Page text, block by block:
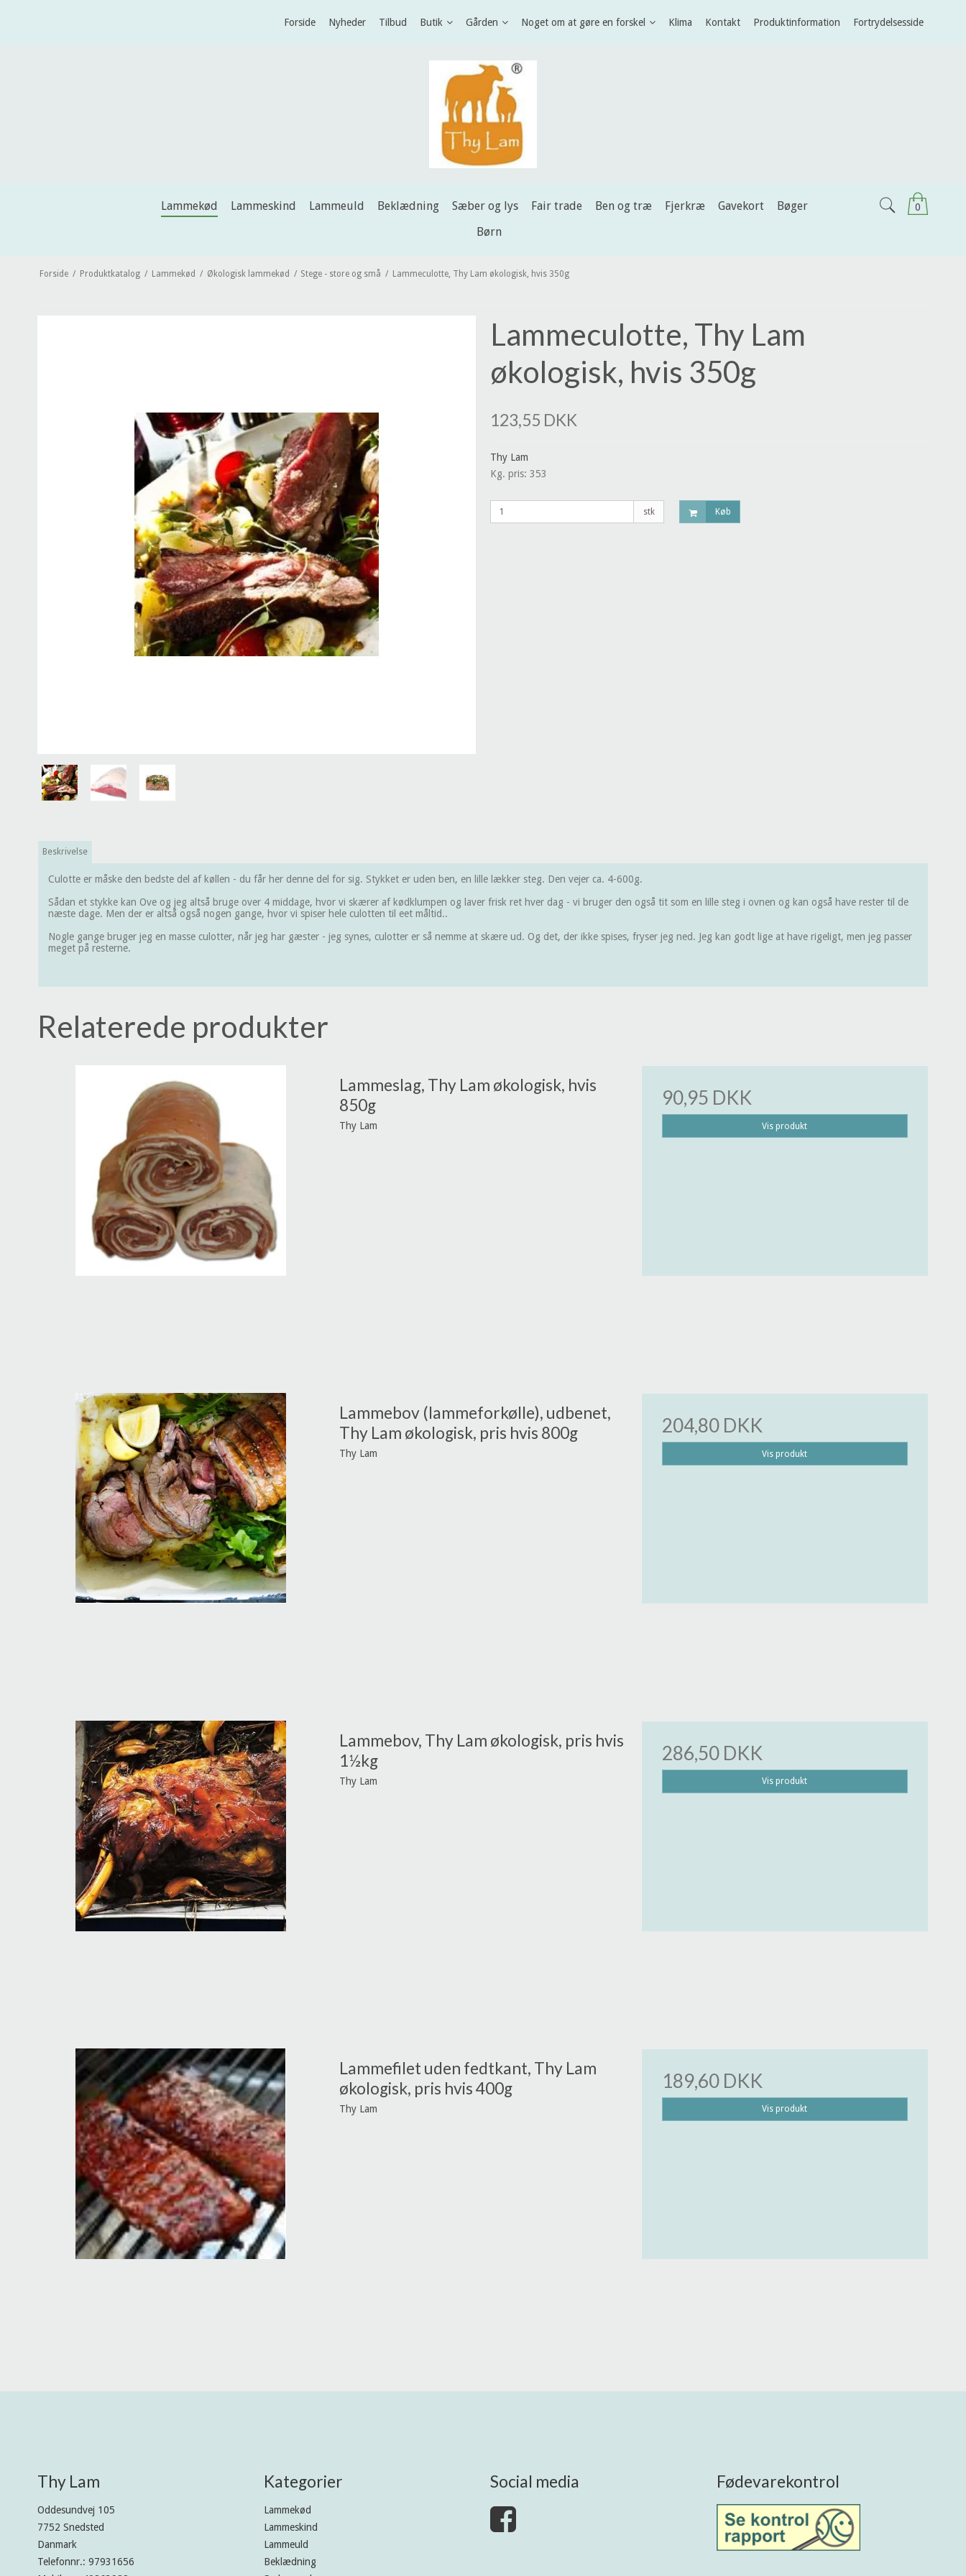
Forside Nyheder Tilbud Butik Gården Noget om at gøre en forskel Klima Kontakt Produktinformation Fortrydelsesside
0
Lammekød Lammeskind Lammeuld Beklædning Sæber og lys Fair trade Ben og træ Fjerkræ Gavekort
Bøger
Børn
Forside / Produktkatalog / Lammekød / Økologisk lammekød / Stege - store og små / Lammeculotte, Thy Lam økologisk, hvis 350g
Lammeculotte, Thy Lam
økologisk, hvis 350g
123,55 DKK
Thy Lam
Kg. pris: 353
stk Køb
Beskrivelse
Culotte er måske den bedste del af køllen - du får her denne del for sig. Stykket er uden ben, en lille lækker steg. Den vejer ca. 4-600g.
Sådan et stykke kan Ove og jeg altså bruge over 4 middage, hvor vi skærer af kødklumpen og laver frisk ret hver dag - vi bruger den også tit som en lille steg i ovnen og kan også have rester til de
næste dage. Men der er altså også nogen gange, hvor vi spiser hele culotten til eet måltid..
Nogle gange bruger jeg en masse culotter, når jeg har gæster - jeg synes, culotter er så nemme at skære ud. Og det, der ikke spises, fryser jeg ned. Jeg kan godt lige at have rigeligt, men jeg passer
meget på resterne.
Relaterede produkter
Lammeslag, Thy Lam økologisk, hvis
850g
Thy Lam
90,95 DKK
Vis produkt
Lammebov (lammeforkølle), udbenet,
Thy Lam økologisk, pris hvis 800g
Thy Lam
204,80 DKK
Vis produkt
Lammebov, Thy Lam økologisk, pris hvis
1½kg
Thy Lam
286,50 DKK
Vis produkt
Lammefilet uden fedtkant, Thy Lam
økologisk, pris hvis 400g
Thy Lam
189,60 DKK
Vis produkt
Thy Lam
Oddesundvej 105
7752 Snedsted
Danmark
Telefonnr.: 97931656
Kategorier
Lammekød
Lammeskind
Lammeuld
Beklædning
Social media Fødevarekontrol